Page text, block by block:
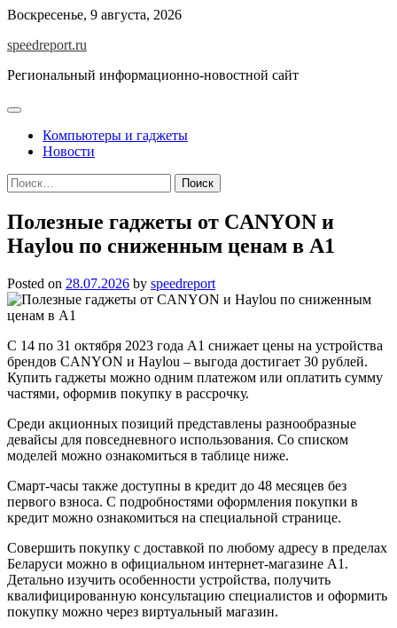
Skip
content
Воскресенье, 9 августа, 2026
speedreport.ru
Региональный информационно-новостной сайт
Компьютеры и гаджеты
Новости
Найти:
Полезные гаджеты от CANYON и
Haylou по сниженным ценам в А1
Posted on 28.07.2026 by speedreport
С 14 по 31 октября 2023 года А1 снижает цены на устройства
брендов CANYON и Haylou – выгода достигает 30 рублей.
Купить гаджеты можно одним платежом или оплатить сумму
частями, оформив покупку в рассрочку.
Среди акционных позиций представлены разнообразные
девайсы для повседневного использования. Со списком
моделей можно ознакомиться в таблице ниже.
Смарт-часы также доступны в кредит до 48 месяцев без
первого взноса. С подробностями оформления покупки в
кредит можно ознакомиться на специальной странице.
Совершить покупку с доставкой по любому адресу в пределах
Беларуси можно в официальном интернет-магазине А1.
Детально изучить особенности устройства, получить
квалифицированную консультацию специалистов и оформить
покупку можно через виртуальный магазин.